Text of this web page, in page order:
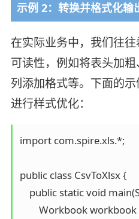
示例 2：转换并格式化输
在实际业务中，我们往
可读性，例如将表头加
列添加格式等。下面的
进行样式优化：
import com.spire.xls.*;
public class CsvToXlsx {
public static void
Workbook